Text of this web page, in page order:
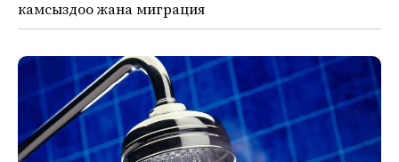
камсыздоо жана миграция